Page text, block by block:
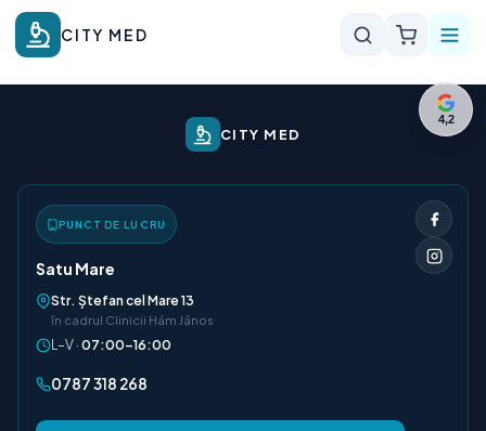
CITY MED
CITY MED
PUNCT DE LUCRU
Satu Mare
Str. Ștefan cel Mare 13
în cadrul Clinicii Hám János
L–V · 07:00–16:00
0787 318 268
4,2